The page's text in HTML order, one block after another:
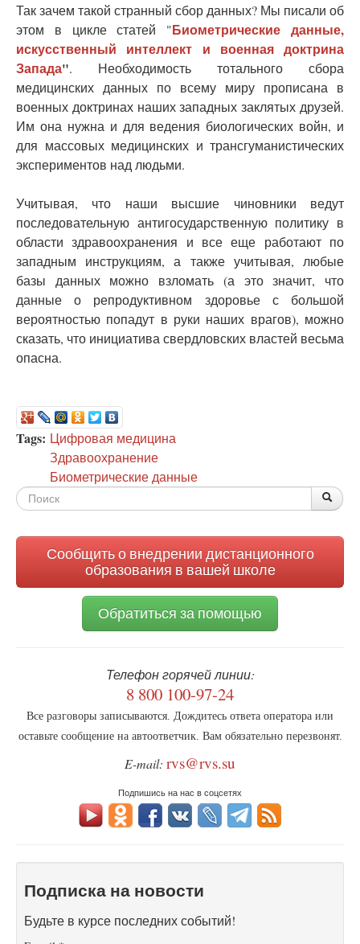
Так зачем такой странный сбор данных? Мы писали об
этом в цикле статей "Биометрические данные,
искусственный интеллект и военная доктрина
Запада". Необходимость тотального сбора
медицинских данных по всему миру прописана в
военных доктринах наших западных заклятых друзей.
Им она нужна и для ведения биологических войн, и
для массовых медицинских и трансгуманистических
экспериментов над людьми.
Учитывая, что наши высшие чиновники ведут
последовательную антигосударственную политику в
области здравоохранения и все еще работают по
западным инструкциям, а также учитывая, любые
базы данных можно взломать (а это значит, что
данные о репродуктивном здоровье с большой
вероятностью попадут в руки наших врагов), можно
сказать, что инициатива свердловских властей весьма
опасна.
Tags: Цифровая медицина
Здравоохранение
Биометрические данные
Форма
Сообщить о внедрении дистанционного
образования в вашей школе
Обратиться за помощью
Телефон горячей линии:
8 800 100-97-24
Все разговоры записываются. Дождитесь ответа оператора или
оставьте сообщение на автоответчик. Вам обязательно перезвонят.
E-mail: rvs@rvs.su
Подпишись на нас в соцсетях
Подписка на новости
Будьте в курсе последних событий!